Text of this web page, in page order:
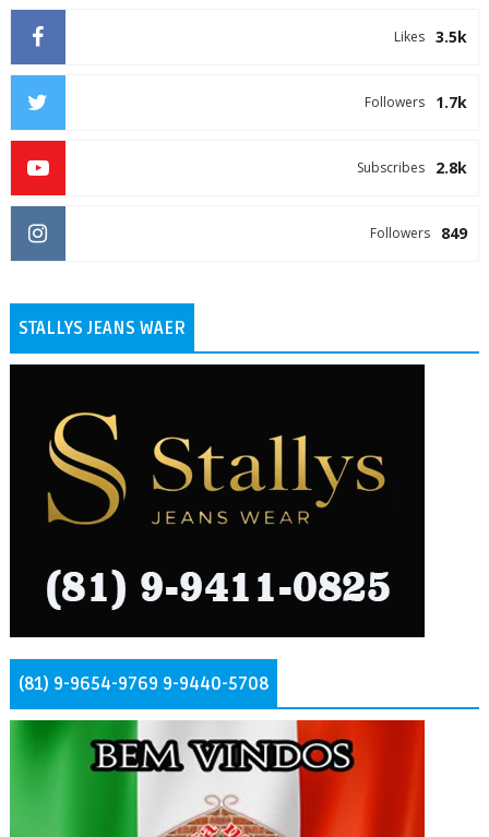
3.5k
Likes
1.7k
Followers
2.8k
Subscribes
849
Followers
STALLYS JEANS WAER
(81) 9-9654-9769 9-9440-5708